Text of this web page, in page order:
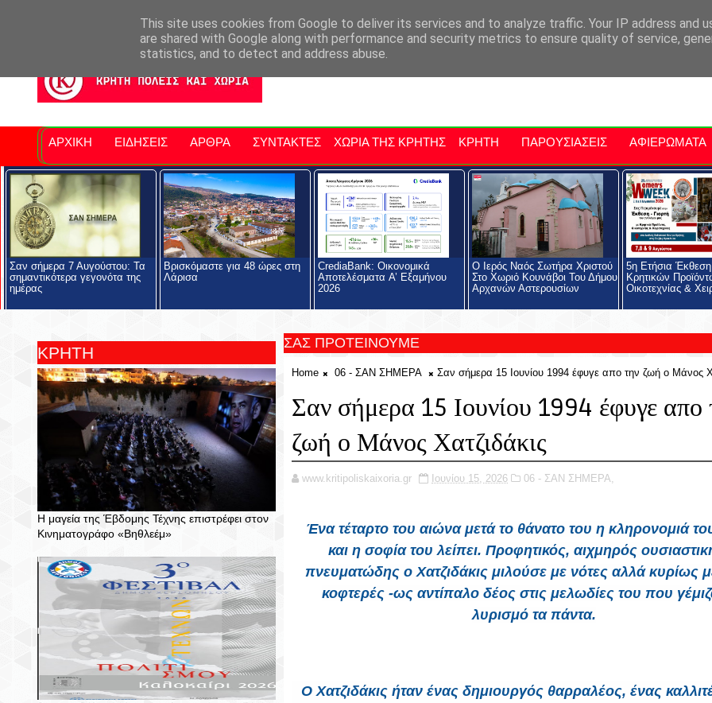
Νομός Λασιθίου Αγαπάμε Ρέθυμνο Επαρχία Μαλεβιζίου Εκδηλώσεις Στην Κρήτη Kriti Traveller
ΑΡΧΙΚΗ ΕΙΔΗΣΕΙΣ ΑΡΘΡΑ ΣΥΝΤΑΚΤΕΣ ΧΩΡΙΑ ΤΗΣ ΚΡΗΤΗΣ ΚΡΗΤΗ ΠΑΡΟΥΣΙΑΣΕΙΣ ΑΦΙΕΡΩΜΑΤΑ
Σαν σήμερα 7 Αυγούστου: Τα
σημαντικότερα γεγονότα της
ημέρας
Βρισκόμαστε για 48 ώρες στη
Λάρισα
CrediaBank: Οικονομικά
Αποτελέσματα A’ Εξαμήνου
2026
Ο Ιερός Ναός Σωτήρα Χριστού
Στο Χωριό Κουνάβοι Του Δήμου
Αρχανών Αστερουσίων
5η Ετήσια Έκθεση
Κρητικών
Οικοτεχνίας &
ΚΡΗΤΗ
Η μαγεία της Έβδομης Τέχνης επιστρέφει στον
Κινηματογράφο «Βηθλεέμ»
ΣΑΣ ΠΡΟΤΕΙΝΟΥΜΕ
Home 06 - ΣΑΝ ΣΗΜΕΡΑ Σαν σήμερα 15 Ιουνίου 1994 έφυγε απο την ζωή ο Μάνος
Σαν σήμερα 15 Ιουνίου 1994 έφυγε απο
ζωή ο Μάνος Χατζιδάκις
www.kritipoliskaixoria.gr Ιουνίου 15, 2026 06 - ΣΑΝ ΣΗΜΕΡΑ,
Ένα τέταρτο του αιώνα μετά το θάνατοτου η κληρονομιά
και η σοφία του λείπει. Προφητικός, αιχμηρός
πνευματώδης ο Χατζιδάκις μιλούσε με νότες αλλά κυρίως
κοφτερές -ως αντίπαλο δέος στις μελωδίες του που
λυρισμό τα πάντα.
Ο Χατζιδάκις ήταν ένας δημιουργός θαρραλέος, ένας
This site uses cookies from Google to deliver its services and to analyze traffic. Your IP address and
are shared with Google along with performance and security metrics to ensure quality of service,
statistics, and to detect and address abuse.